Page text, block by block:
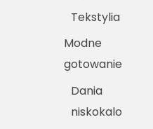
Tekstylia
Modne
gotowanie
Dania
niskokaloryczne